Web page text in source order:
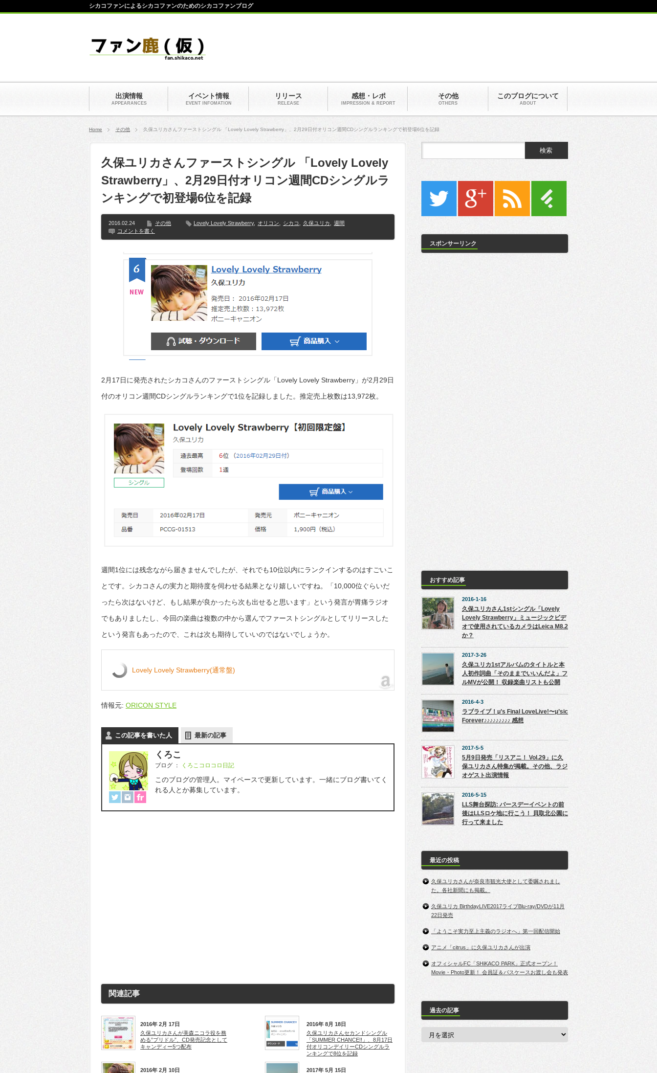
出演情報
APPEARANCES
イベント情報
EVENT INFOMATION
リリース
RELEASE
感想・レポ
IMPRESSION & REPORT
その他
OTHERS
このブログについて
ABOUT
シカコファンによるシカコファンのためのシカコファンブログ
Home その他 久保ユリカさんファーストシングル 「Lovely Lovely Strawberry」、2月29日付オリコン週間CDシングルランキングで初登場6位を記録
久保ユリカさんファーストシングル 「Lovely Lovely
Strawberry」、2月29日付オリコン週間CDシングルラ
ンキングで初登場6位を記録
2016.02.24 その他 Lovely Lovely Strawberry, オリコン シカコ 久保ユリカ
週間
コメントを書く
2月17日に発売されたシカコさんのファーストシングル「Lovely Lovely Strawberry」が2月29日
付のオリコン週間CDシングルランキングで1位を記録しました。推定売上枚数は13,972枚。
週間1位には残念ながら届きませんでしたが、それでも10位以内にランクインするのはすごいこ
とです。シカコさんの実力と期待度を伺わせる結果となり嬉しいですね。「10,000位ぐらいだ
ったら次はないけど、もし結果が良かったら次も出せると思います」という発言が胃痛ラジオ
でもありましたし、今回の楽曲は複数の中から選んでファーストシングルとしてリリースした
という発言もあったので、これは次も期待していいのではないでしょうか。
Lovely Lovely Strawberry(通常盤)
情報元: ORICON STYLE
この記事を書いた人 最新の記事
くろこ
ブログ ： くろこコロコロ日記
このブログの管理人。マイペースで更新しています。一緒にブログ書いてく
れる人とか募集しています。
関連記事
2016年 2月 17日
久保ユリカさんが美森ニコラ役を務
める”プリドル”、CD発売記念として
キャンディー5つ配布
2016年 8月 18日
久保ユリカさんセカンドシングル
「SUMMER CHANCE!!」、8月17日
付オリコンデイリーCDシングルラ
ンキングで8位を記録
2016年 2月 10日
2017年 5月 15日
スポンサーリンク
おすすめ記事
2016-1-16
久保ユリカさん1stシングル「Lovely
Lovely Strawberry」ミュージックビデ
オで使用されているカメラはLeica M8.2
か？
2017-3-26
久保ユリカ1stアルバムのタイトルと本
人初作詞曲「そのままでいいんだよ」フ
ルMVが公開！ 収録楽曲リストも公開
2016-4-3
ラブライブ！μ’s Final LoveLive!〜μ’sic
Forever♪♪♪♪♪♪♪♪♪ 感想
2017-5-5
5月9日発売「リスアニ！ Vol.29」に久
保ユリカさん特集が掲載。その他、ラジ
オゲスト出演情報
2016-5-15
LLS舞台探訪: バースデーイベントの前
後はLLSロケ地に行こう！ 貝取北公園に
行って来ました
最近の投稿
久保ユリカさんが奈良市観光大使として委嘱されまし
た。各社新聞にも掲載。
久保ユリカ BirthdayLIVE2017ライブBlu-ray/DVDが11月
22日発売
「ようこそ実力至上主義のラジオへ」第一回配信開始
アニメ「citrus」に久保ユリカさんが出演
オフィシャルFC「SHiKACO PARK」正式オープン！
Movie・Photo更新！ 会員証＆パスケースお渡し会も発表
過去の記事